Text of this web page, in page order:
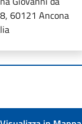
60121 Ancona